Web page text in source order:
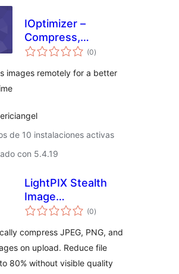
IOptimizer –
Compress,
Optimize and Lazy
(0total
de
)
images remotely for a better
de 10 instalaciones activas
con 5.4.19
LightPIX Stealth
Image
Compression
(0total
de
)
compress JPEG, PNG, and
on upload. Reduce file
80% without visible quality